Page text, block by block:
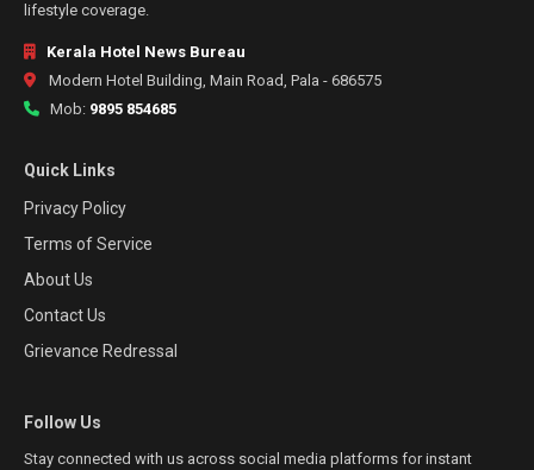
lifestyle coverage.
Kerala Hotel News Bureau
Modern Hotel Building, Main Road, Pala - 686575
Mob: 9895 854685
Quick Links
Privacy Policy
Terms of Service
About Us
Contact Us
Grievance Redressal
Follow Us
Stay connected with us across social media platforms for instant